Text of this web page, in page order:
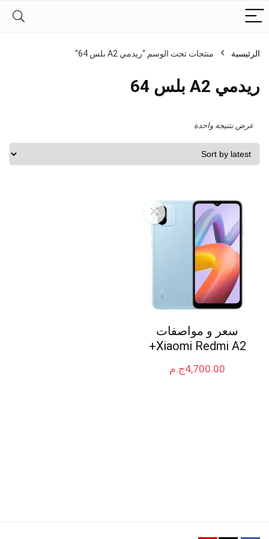
الرئيسية منتجات تحت الوسم “ريدمي A2 بلس 64”
ريدمي A2 بلس 64
عرض نتتيجة واحدة
سعر و مواصفات
Xiaomi Redmi A2+
ج.م4,700.00